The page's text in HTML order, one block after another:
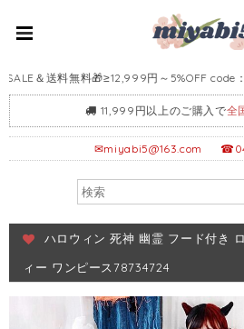
＆送料無料🎁≥12,999円～5%OFF code：
11,999円以上のご購入で全
✉miyabi5@163.com
ハロウィン 死神 幽霊 フード付き
ィー ワンピース78734724